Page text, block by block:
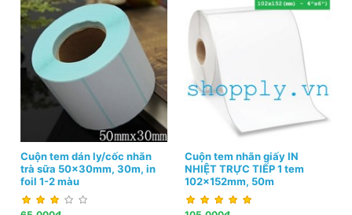
Cuộn tem dán ly/cốc nhãn
trà sữa 50x30mm, 30m, in
foil 1-2 màu
Cuộn tem nhãn giấy IN
NHIỆT TRỰC TIẾP 1 tem
102x152mm, 50m